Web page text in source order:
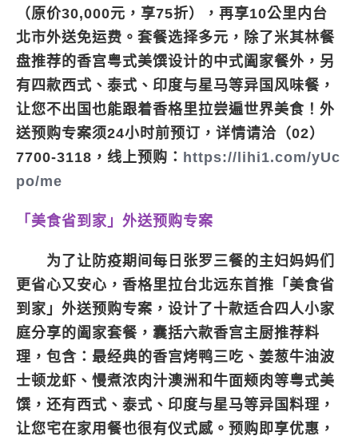
（原价30,000元，享75折），再享10公里内台
北市外送免运费。套餐选择多元，除了米其林餐
盘推荐的香宫粤式美馔设计的中式阖家餐外，另
有四款西式、泰式、印度与星马等异国风味餐，
让您不出国也能跟着香格里拉尝遍世界美食！外
送预购专案须24小时前预订，详情请洽（02）
7700-3118，线上预购： https://lihi1.com/yUc
po/me
「美食省到家」外送预购专案
为了让防疫期间每日张罗三餐的主妇妈妈们
更省心又安心，香格里拉台北远东首推「美食省
到家」外送预购专案，设计了十款适合四人小家
庭分享的阖家套餐，囊括六款香宫主厨推荐料
理，包含：最经典的香宫烤鸭三吃、姜葱牛油波
士顿龙虾、慢煮浓肉汁澳洲和牛面颊肉等粤式美
馔，还有西式、泰式、印度与星马等异国料理，
让您宅在家用餐也很有仪式感。预购即享优惠，